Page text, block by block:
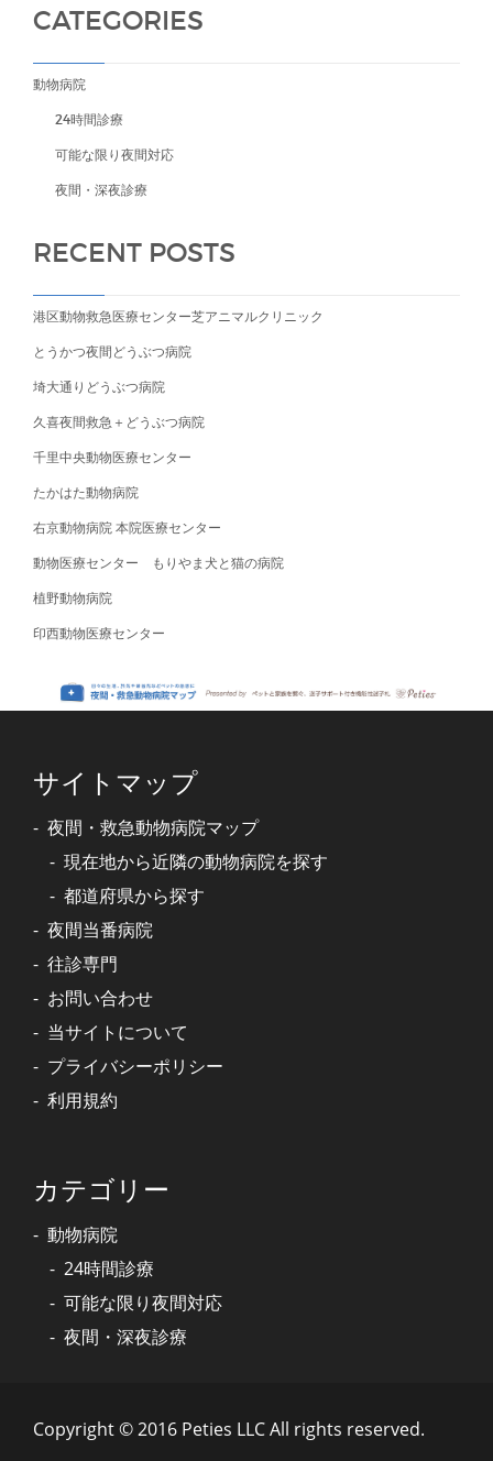
CATEGORIES
動物病院
24時間診療
可能な限り夜間対応
夜間・深夜診療
RECENT POSTS
港区動物救急医療センター芝アニマルクリニック
とうかつ夜間どうぶつ病院
埼大通りどうぶつ病院
久喜夜間救急＋どうぶつ病院
千里中央動物医療センター
たかはた動物病院
右京動物病院 本院医療センター
動物医療センター もりやま犬と猫の病院
植野動物病院
印西動物医療センター
サイトマップ
夜間・救急動物病院マップ
現在地から近隣の動物病院を探す
都道府県から探す
夜間当番病院
往診専門
お問い合わせ
当サイトについて
プライバシーポリシー
利用規約
カテゴリー
動物病院
24時間診療
可能な限り夜間対応
夜間・深夜診療
Copyright © 2016 Peties LLC All rights reserved.